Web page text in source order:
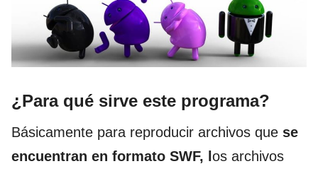
¿Para qué sirve este programa?
Básicamente para reproducir archivos que se
encuentran en formato SWF, l os archivos